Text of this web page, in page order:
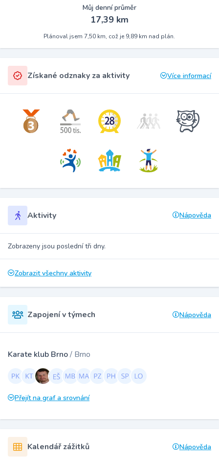
Můj denní průměr
17,39 km
Plánoval jsem 7,50 km, což je 9,89 km nad plán.
Získané odznaky za aktivity Více informací
Aktivity Nápověda
Zobrazeny jsou poslední tři dny.
Zobrazit všechny aktivity
Zapojení v týmech Nápověda
Karate klub Brno/ Brno
Přejít na graf a srovnání
Kalendář zážitků Nápověda